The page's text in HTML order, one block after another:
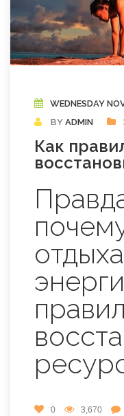
WEDNESDAY
BY ADMIN
Как
0 3,670